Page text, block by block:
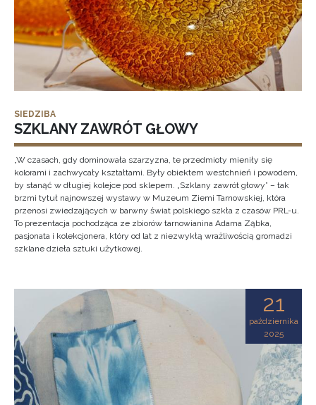
SIEDZIBA
SZKLANY ZAWRÓT GŁOWY
„W czasach, gdy dominowała szarzyzna, te przedmioty mieniły się
kolorami i zachwycały kształtami. Były obiektem westchnień i powodem,
by stanąć w długiej kolejce pod sklepem. „Szklany zawrót głowy” – tak
brzmi tytuł najnowszej wystawy w Muzeum Ziemi Tarnowskiej, która
przenosi zwiedzających w barwny świat polskiego szkła z czasów PRL-u.
To prezentacja pochodząca ze zbiorów tarnowianina Adama Ząbka,
pasjonata i kolekcjonera, który od lat z niezwykłą wrażliwością gromadzi
szklane dzieła sztuki użytkowej.
21
października
2025